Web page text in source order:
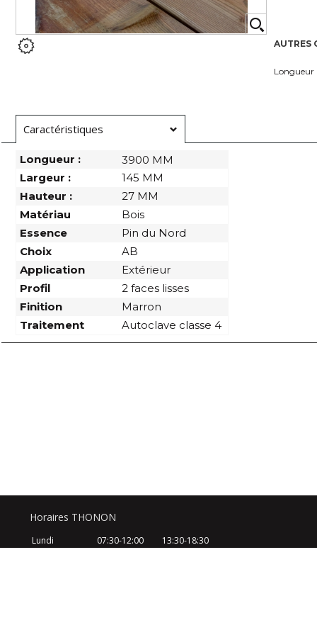
AUTRES
Longueur
Caractéristiques
Longueur :
3900 MM
Largeur :
145 MM
Hauteur :
27 MM
Matériau
Bois
Essence
Pin du Nord
Choix
AB
Application
Extérieur
Profil
2 faces lisses
Finition
Marron
Traitement
Autoclave classe 4
Horaires THONON
Lundi 07:30-12:00
13:30-18:30